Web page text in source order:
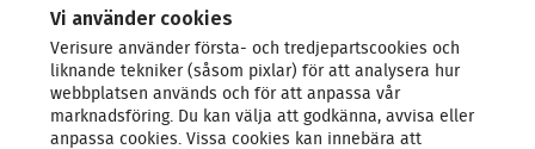
KONTAKTA OSS
LARMSYSTEM
Vi använder cookies
Verisure använder första- och tredjepartscookies och
liknande tekniker (såsom pixlar) för att analysera hur
webbplatsen används och för att anpassa vår
marknadsföring. Du kan välja att godkänna, avvisa eller
anpassa cookies. Vissa cookies kan innebära att